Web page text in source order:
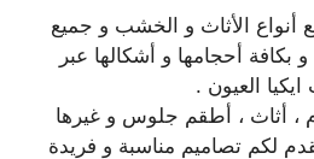
أنواع الأثاث و الخشب و جميع
و بكافة أحجامها و أشكالها عبر
العيون .
أثاث ، أطقم جلوس و غيرها
لكم تصاميم مناسبة و فريدة